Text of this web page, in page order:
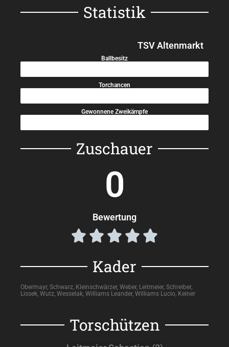
Statistik
TSV Altenmarkt
Ballbesitz
Torchancen
Gewonnene Zweikämpfe
Zuschauer
0
Bewertung
    
Kader
Obermayr, Schwarz, Kleinschwärzer, Weber, Leitmeier, Schreiber,
Lissek, Wutz, Wesselak, Williams Leander, Williams Lucio, Keiner
Torschützen